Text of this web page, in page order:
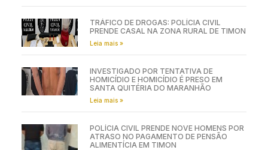
TRÁFICO DE DROGAS: POLÍCIA CIVIL
PRENDE CASAL NA ZONA RURAL DE TIMON
Leia mais »
INVESTIGADO POR TENTATIVA DE
HOMICÍDIO E HOMICÍDIO É PRESO EM
SANTA QUITÉRIA DO MARANHÃO
Leia mais »
POLÍCIA CIVIL PRENDE NOVE HOMENS POR
ATRASO NO PAGAMENTO DE PENSÃO
ALIMENTÍCIA EM TIMON